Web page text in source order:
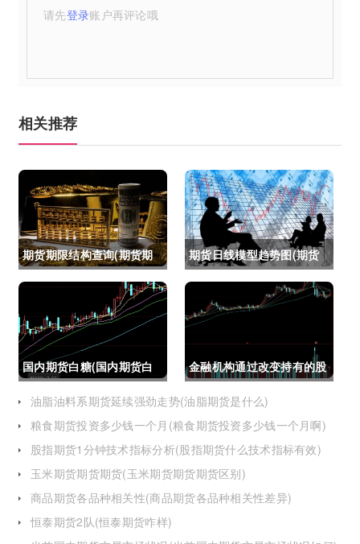
请先登录账户再评论哦
相关推荐
期货期限结构查询(期货期
限结构)
期货日线模型趋势图(期货
日线模型趋势图怎么看)
国内期货白糖(国内期货白
糖合约是怎么交割)
金融机构通过改变持有的股
指期货合约(股指期货合约
最长持有多久)
油脂油料系期货延续强劲走势(油脂期货是什么)
粮食期货投资多少钱一个月(粮食期货投资多少钱一个月啊)
股指期货1分钟技术指标分析(股指期货什么技术指标有效)
玉米期货期货期货(玉米期货期货期货区别)
商品期货各品种相关性(商品期货各品种相关性差异)
恒泰期货2队(恒泰期货咋样)